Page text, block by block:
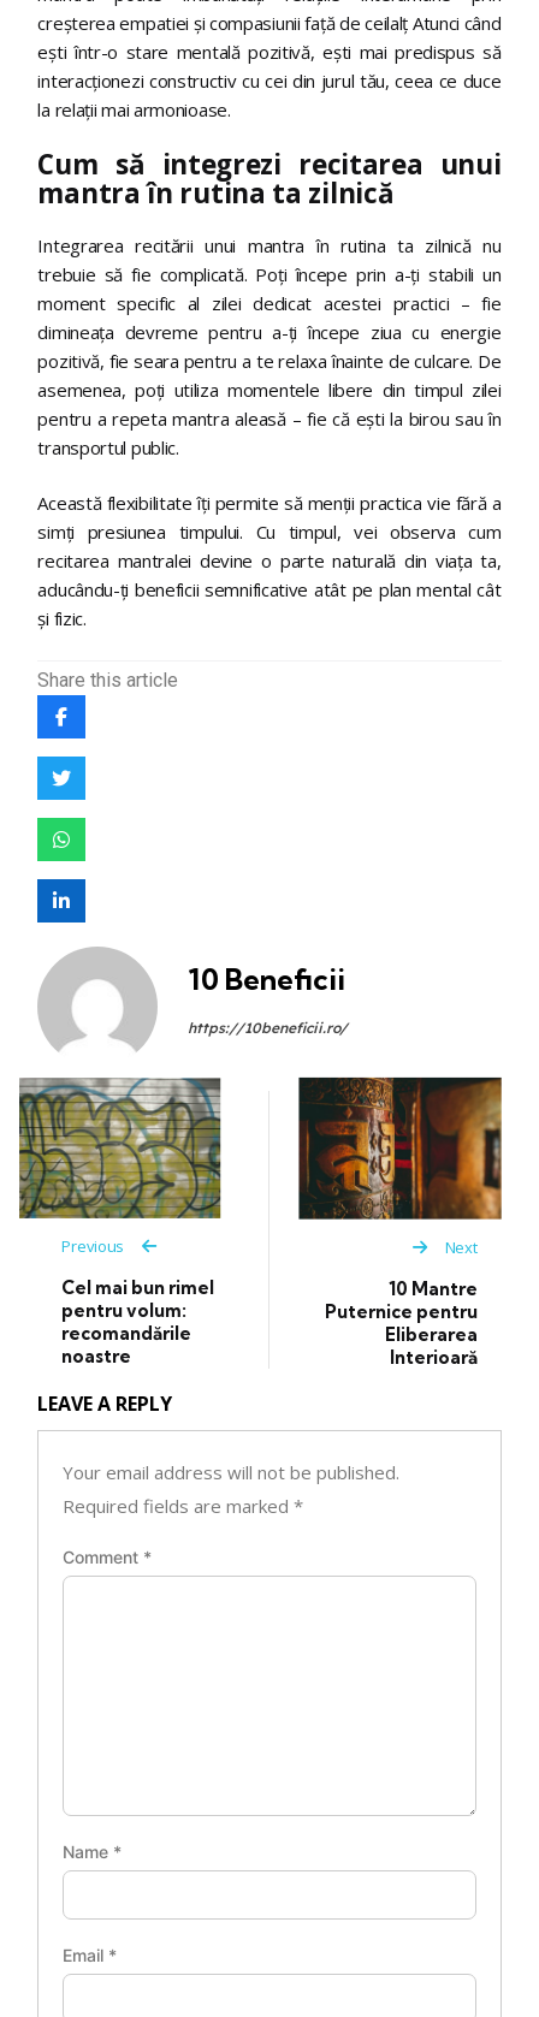
creșterea empatiei și compasiunii față de ceilalț Atunci când
ești într-o stare mentală pozitivă, ești mai predispus să
interacționezi constructiv cu cei din jurul tău, ceea ce duce
la relații mai armonioase.
Cum să integrezi recitarea unui
mantra în rutina ta zilnică
Integrarea recitării unui mantra în rutina ta zilnică nu
trebuie să fie complicată. Poți începe prin a-ți stabili un
moment specific al zilei dedicat acestei practici – fie
dimineața devreme pentru a-ți începe ziua cu energie
pozitivă, fie seara pentru a te relaxa înainte de culcare. De
asemenea, poți utiliza momentele libere din timpul zilei
pentru a repeta mantra aleasă – fie că ești la birou sau în
transportul public.
Această flexibilitate îți permite să menții practica vie fără a
simți presiunea timpului. Cu timpul, vei observa cum
recitarea mantralei devine o parte naturală din viața ta,
aducându-ți beneficii semnificative atât pe plan mental cât
și fizic.
Sharethis article
10 Beneficii
https://10beneficii.ro/
Previous
Cel mai bun rimel
pentru volum:
recomandările
noastre
Next
10 Mantre
Puternice pentru
Eliberarea
Interioară
LEAVE A REPLY
Your email address will not be published.
Required fields are marked*
Comment *
Name *
Email *